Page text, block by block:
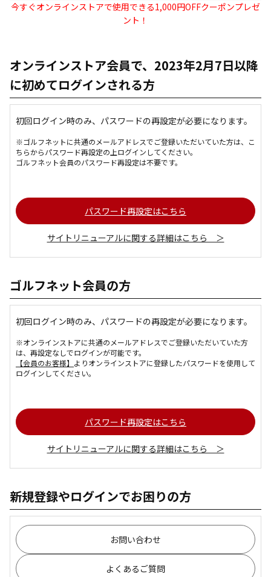
今すぐオンラインストアで使用できる1,000円OFFクーポンプレゼ
ント！
オンラインストア会員で、2023年2月7日以降
に初めてログインされる方
初回ログイン時のみ、パスワードの再設定が必要になります。
※ゴルフネットに共通のメールアドレスでご登録いただいていた方は、こ
ちらからパスワード再設定の上ログインしてください。
ゴルフネット会員のパスワード再設定は不要です。
パスワード再設定はこちら
サイトリニューアルに関する詳細はこちら ＞
ゴルフネット会員の方
初回ログイン時のみ、パスワードの再設定が必要になります。
※オンラインストアに共通のメールアドレスでご登録いただいていた方
は、再設定なしでログインが可能です。
【会員のお客様】 よりオンラインストアに登録したパスワードを使用して
ログインしてください。
パスワード再設定はこちら
サイトリニューアルに関する詳細はこちら ＞
新規登録やログインでお困りの方
お問い合わせ
よくあるご質問